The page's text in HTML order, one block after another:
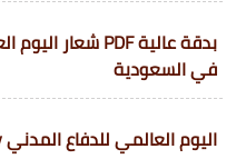
في السعودية
اليوم العالمي للدفاع المدني World Civil Defence Day